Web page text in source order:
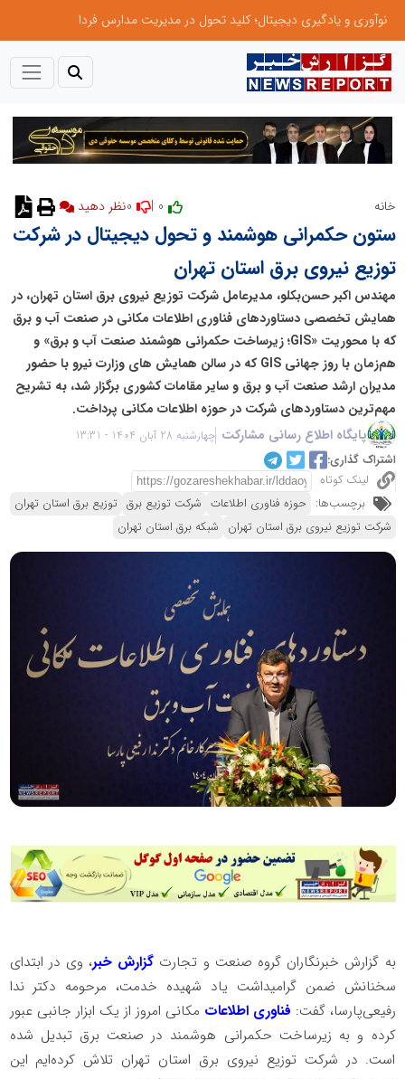
نوآوری و یادگیری دیجیتال؛ کلید تحول در مدیریت مدارس فردا
خانه نظر دهید
ستون حکمرانی هوشمند و تحول دیجیتال در شرکت
توزیع نیروی برق استان تهران
مهندس اکبر حسن‌بکلو، مدیرعامل شرکت توزیع نیروی برق استان تهران، در
همایش تخصصی دستاوردهای فناوری اطلاعات مکانی در صنعت آب و برق
که با محوریت «GIS؛ زیرساخت حکمرانی هوشمند صنعت آب و برق» و
هم‌زمان با روز جهانی GIS که در سالن همایش های وزارت نیرو با حضور
مدیران ارشد صنعت آب و برق و سایر مقامات کشوری برگزار شد، به تشریح
مهم‌ترین دستاوردهای شرکت در حوزه اطلاعات مکانی پرداخت.
پایگاه اطلاع رسانی مشارکت چهارشنبه 28 آبان 1404 - 13:31
اشتراک گذاری:
لینک کوتاه
برچسب‌ها: حوزه فناوری اطلاعات شرکت توزیع برق توزیع برق استان تهران
شرکت توزیع نیروی برق استان تهران شبکه برق استان تهران
ب️ه گزارش خبرنگاران گروه صنعت و تجارت گزارش خبر، وی در ابتدای
سخنانش ضمن گرامیداشت یاد شهیده خدمت، مرحومه دکتر ندا
رفیعی‌پارسا، گفت: فناوری اطلاعات مکانی امروز از یک ابزار جانبی عبور
کرده و به زیرساخت حکمرانی هوشمند در صنعت برق تبدیل شده
است. در شرکت توزیع نیروی برق استان تهران تلاش کرده‌ایم این